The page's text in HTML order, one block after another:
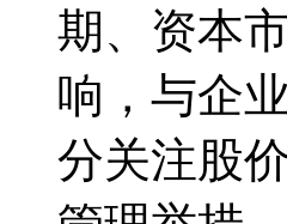
期、资本
响，与企
分关注股